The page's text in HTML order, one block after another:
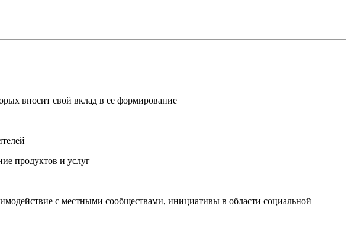
вносит свой вклад в ее формирование
продуктов и услуг
с местными сообществами, инициативы в области социальной